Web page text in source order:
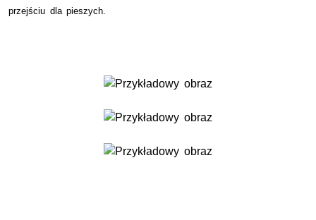
przejściu dla pieszych.